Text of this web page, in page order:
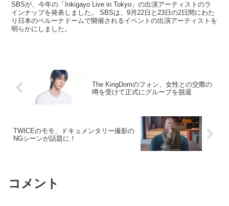
SBSが、今年の「Inkigayo Live in Tokyo」の出演アーティストのラ
インナップを発表しました。 SBSは、9月22日と23日の2日間にわた
り日本のベルーナドームで開催されるイベントの出演アーティストを
明らかにしました。
The KingDomのフォン、女性との交際の
噂を受けて正式にグループを脱退
TWICEのモモ、ドキュメンタリー撮影の
NGシーンが話題に！
コメント